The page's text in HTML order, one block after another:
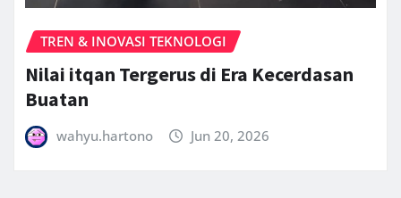
TREN & INOVASI TEKNOLOGI
Nilai itqan Tergerus di Era Kecerdasan
Buatan
wahyu.hartono Jun 20, 2026